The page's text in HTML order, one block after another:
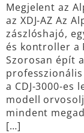
Megjelent az
az XDJ-AZ Az
zászlóshajó,
és kontroller a
Szorosan épít
a CDJ-3000-es
modell
mindent
[…]